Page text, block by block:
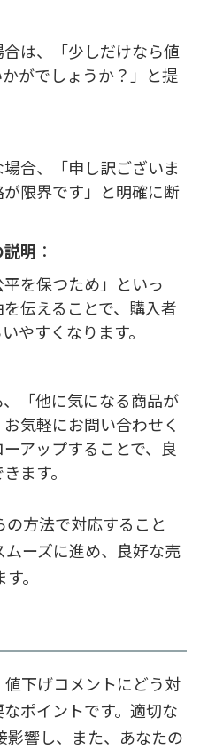
は、「少しだけなら値
がでしょうか？」と提
合、「申し訳ございま
限界です」と明確に断
明 ：
平を保つため」といっ
伝えることで、購入者
やすくなります。
「他に気になる商品が
気軽にお問い合わせく
アップすることで、良
ます。
方法で対応すること
ーズに進め、良好な売
。
下げコメントにどう対
ポイントです。適切な
響し、また、あなたの